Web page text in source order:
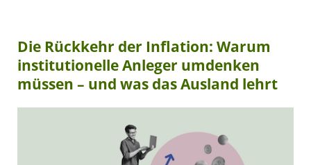
Die Rückkehr der Inflation: Warum
institutionelle Anleger umdenken
müssen – und was das Ausland lehrt